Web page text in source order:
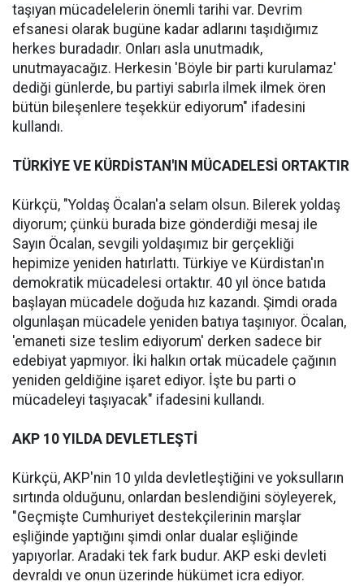
taşıyan mücadelelerin önemli tarihi var. Devrim
efsanesi olarak bugüne kadar adlarını taşıdığımız
herkes buradadır. Onları asla unutmadık,
unutmayacağız. Herkesin 'Böyle bir parti kurulamaz'
dediği günlerde, bu partiyi sabırla ilmek ilmek ören
bütün bileşenlere teşekkür ediyorum" ifadesini
kullandı.
TÜRKİYE VE KÜRDİSTAN'IN MÜCADELESİ ORTAKTIR
Kürkçü, "Yoldaş Öcalan'a selam olsun. Bilerek yoldaş
diyorum; çünkü burada bize gönderdiği mesaj ile
Sayın Öcalan, sevgili yoldaşımız bir gerçekliği
hepimize yeniden hatırlattı. Türkiye ve Kürdistan'ın
demokratik mücadelesi ortaktır. 40 yıl önce batıda
başlayan mücadele doğuda hız kazandı. Şimdi orada
olgunlaşan mücadele yeniden batıya taşınıyor. Öcalan,
'emaneti size teslim ediyorum' derken sadece bir
edebiyat yapmıyor. İki halkın ortak mücadele çağının
yeniden geldiğine işaret ediyor. İşte bu parti o
mücadeleyi taşıyacak" ifadesini kullandı.
AKP 10 YILDA DEVLETLEŞTİ
Kürkçü, AKP'nin 10 yılda devletleştiğini ve yoksulların
sırtında olduğunu, onlardan beslendiğini söyleyerek,
"Geçmişte Cumhuriyet destekçilerinin marşlar
eşliğinde yaptığını şimdi onlar dualar eşliğinde
yapıyorlar. Aradaki tek fark budur. AKP eski devleti
devraldı ve onun üzerinde hükümet icra ediyor.